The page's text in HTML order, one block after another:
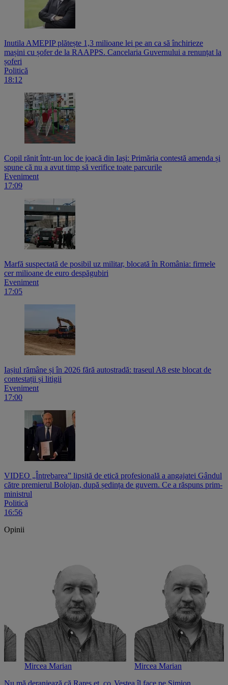
Inutila AMEPIP plătește 1,3 milioane lei pe an ca să închirieze
mașini cu șofer de la RAAPPS. Cancelaria Guvernului a renunțat la
șoferi
Politică
18:12
Copil rănit într-un loc de joacă din Iași: Primăria contestă amenda și
spune că nu a avut timp să verifice toate parcurile
Eveniment
17:09
Marfă suspectată de posibil uz militar, blocată în România: firmele
cer milioane de euro despăgubiri
Eveniment
17:05
Iașiul rămâne și în 2026 fără autostradă: traseul A8 este blocat de
contestații și litigii
Eveniment
17:00
VIDEO „Întrebarea” lipsită de etică profesională a angajatei Gândul
către premierul Bolojan, după ședința de guvern. Ce a răspuns prim-
ministrul
Politică
16:56
Opinii
Mircea Marian
Nu mă deranjează că Rareș et. co
Mircea Marian
Veștea îl face pe Simion